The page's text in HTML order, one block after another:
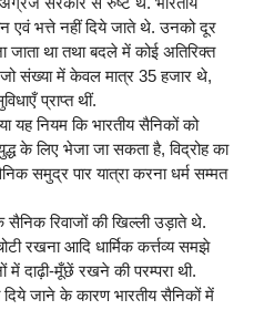
भत्ते नहीं दिये जाते थे. उनको दूर
था तथा बदले में कोई अतिरिक्त
संख्या में केवल मात्र 35 हजार थे,
प्राप्त थीं.
यह नियम कि भारतीय सैनिकों को
के लिए भेजा जा सकता है, विद्रोह का
समुद्र पार यात्रा करना धर्म सम्मत
सैनिक रिवाजों की खिल्ली उड़ाते थे.
रखना आदि धार्मिक कर्त्तव्य समझे
दाढ़ी-मूँछें रखने की परम्परा थी.
दिये जाने के कारण भारतीय सैनिकों में